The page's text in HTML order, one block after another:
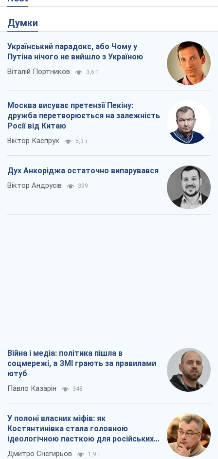
Думки
Український парадокс, або Чому у
Путіна нічого не вийшло з Україною
Віталій Портников 3,6 т.
Москва висуває претензії Пекіну:
дружба перетворюється на залежність
Росії від Китаю
Віктор Каспрук 5,3 т.
Дух Анкоріджа остаточно випарувався
Віктор Андрусів 399
Війна і медіа: політика пішла в
соцмережі, а ЗМІ грають за правилами
ютуб
Павло Казарін 348
У полоні власних міфів: як
Костянтинівка стала головною
ідеологічною пасткою для російських
окупантів
Дмитро Снєгирьов 1,9 т.